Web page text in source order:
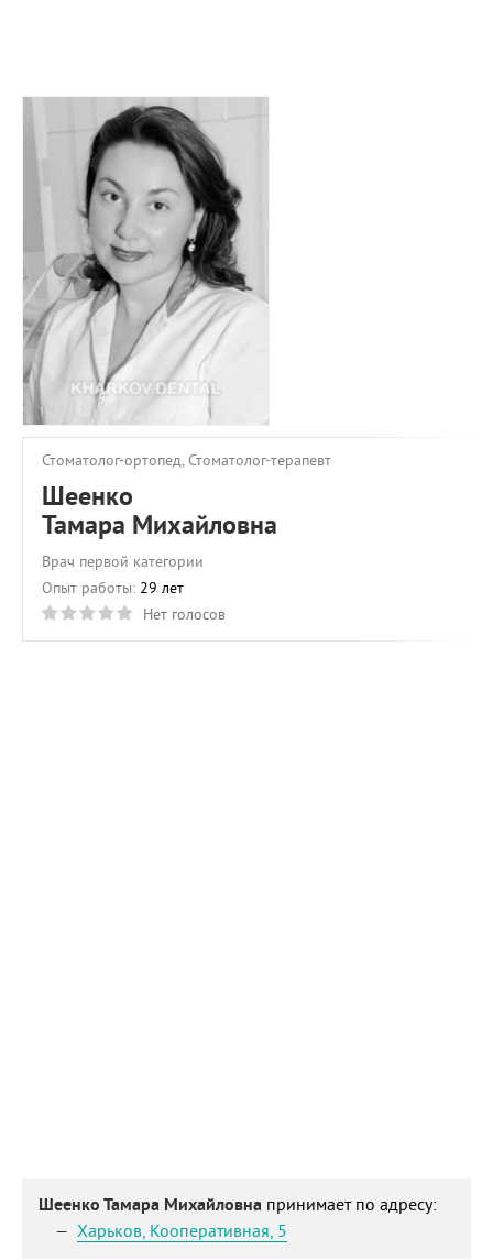
О ПРОЕКТЕ
ОБРАТНАЯ СВЯЗЬ
Стоматолог-ортопед, Стоматолог-терапевт
Шеенко
Тамара Михайловна
Врач первой категории
Опыт работы: 29 лет
Нет голосов
Шеенко Тамара Михайловна принимает по адресу:
Харьков, Кооперативная, 5